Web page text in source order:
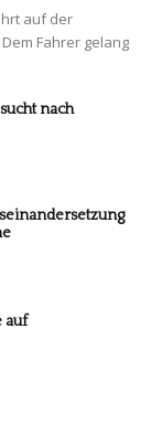
auf der
Fahrer gelang
nach
auf